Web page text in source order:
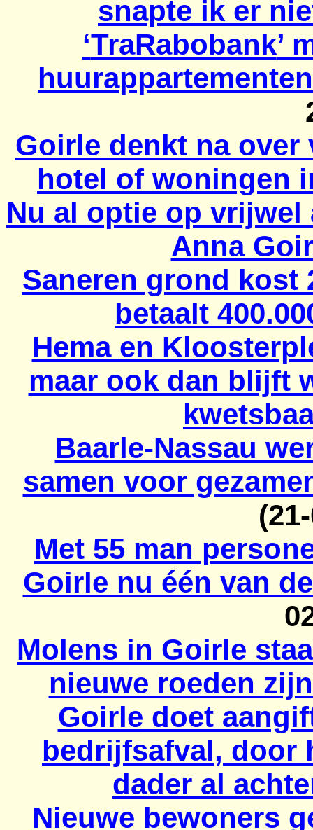
snapte ik er
‘TraRabobank’
Goirle denkt na
hotel of woningen
Nu al optie op
Anna
Saneren grond kost
betaalt
Hema en
maar ook dan blijft
Baarle-Nassau
samen voor
Met 55 man
Goirle nu één van
Molens in Goirle
nieuwe roeden
Goirle doet
bedrijfsafval, door
dader al
Nieuwe bewoners